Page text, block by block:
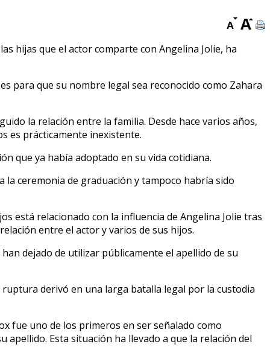
hijas que el actor comparte con Angelina Jolie, ha
para que su nombre legal sea reconocido como Zahara
la relación entre la familia. Desde hace varios años,
es prácticamente inexistente.
que ya había adoptado en su vida cotidiana.
ceremonia de graduación y tampoco habría sido
está relacionado con la influencia de Angelina Jolie tras
entre el actor y varios de sus hijos.
dejado de utilizar públicamente el apellido de su
derivó en una larga batalla legal por la custodia
fue uno de los primeros en ser señalado como
Esta situación ha llevado a que la relación del